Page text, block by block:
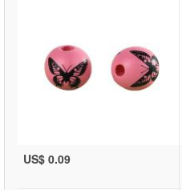
US$ 0.09